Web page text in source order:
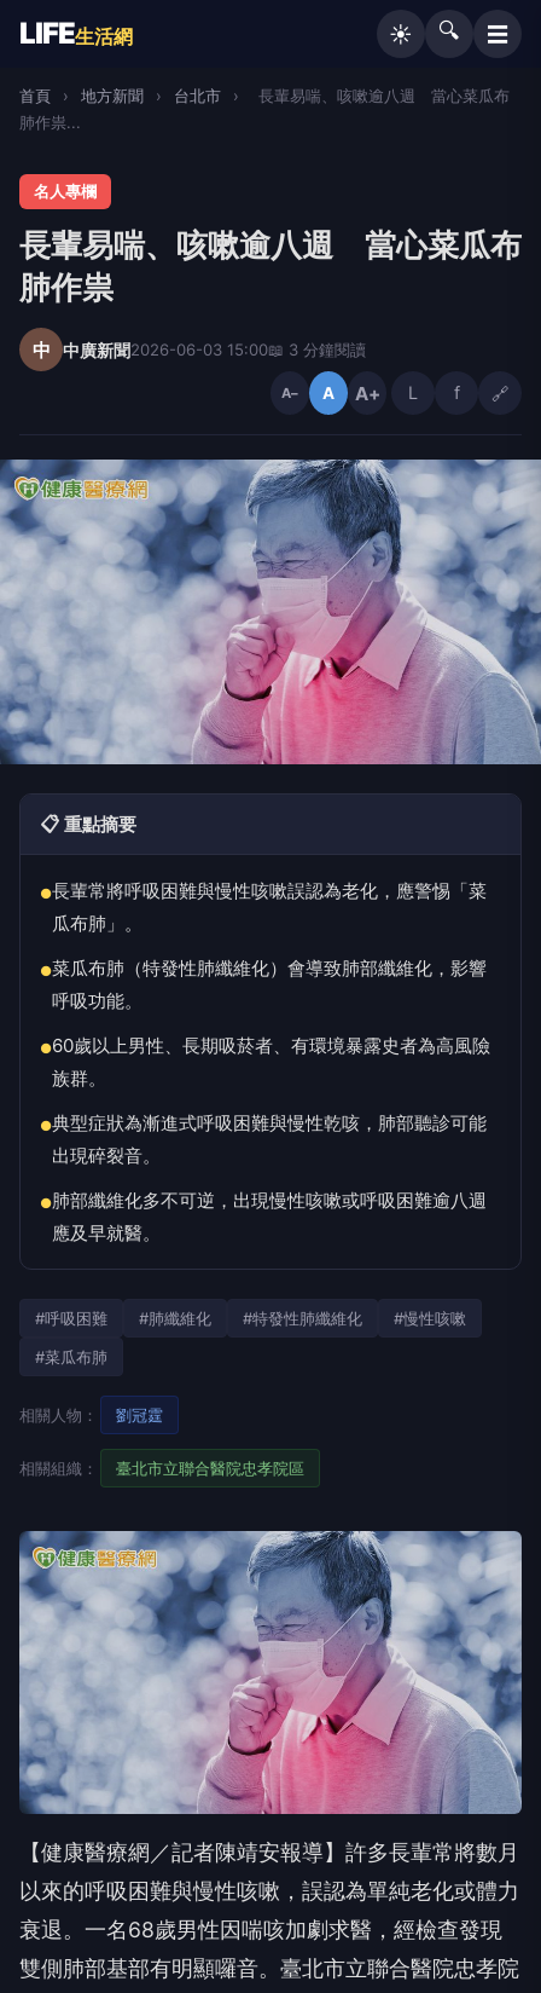
LIFE生活網 ☀️ 🔍 ☰
首頁 › 地方新聞 › 台北市 ›
長輩易喘、咳嗽逾八週 當心菜瓜布
肺作祟...
名人專欄
長輩易喘、咳嗽逾八週 當心菜瓜布
肺作祟
中 中廣新聞2026-06-03 15:00📖 3 分鐘閱讀
A− A A+ L f 🔗
📋 重點摘要
●長輩常將呼吸困難與慢性咳嗽誤認為老化，應警惕「菜
瓜布肺」。
●菜瓜布肺（特發性肺纖維化）會導致肺部纖維化，影響
呼吸功能。
●60歲以上男性、長期吸菸者、有環境暴露史者為高風險
族群。
●典型症狀為漸進式呼吸困難與慢性乾咳，肺部聽診可能
出現碎裂音。
●肺部纖維化多不可逆，出現慢性咳嗽或呼吸困難逾八週
應及早就醫。
#呼吸困難 #肺纖維化 #特發性肺纖維化
#慢性咳嗽
#菜瓜布肺
相關人物： 劉冠霆
相關組織： 臺北市立聯合醫院忠孝院區
【健康醫療網／記者陳靖安報導】許多長輩常將數月
以來的呼吸困難與慢性咳嗽，誤認為單純老化或體力
衰退。一名68歲男性因喘咳加劇求醫，經檢查發現
雙側肺部基部有明顯囉音。臺北市立聯合醫院忠孝院